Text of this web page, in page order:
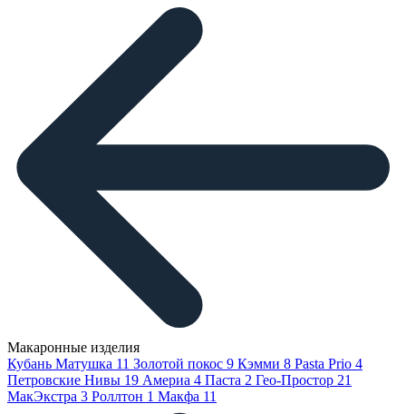
Макаронные изделия
Кубань Матушка 11 Золотой покос 9 Кэмми 8 Pasta Prio 4
Петровские Нивы 19 Америа 4 Паста 2 Гео-Простор 21
МакЭкстра 3 Роллтон 1 Макфа 11